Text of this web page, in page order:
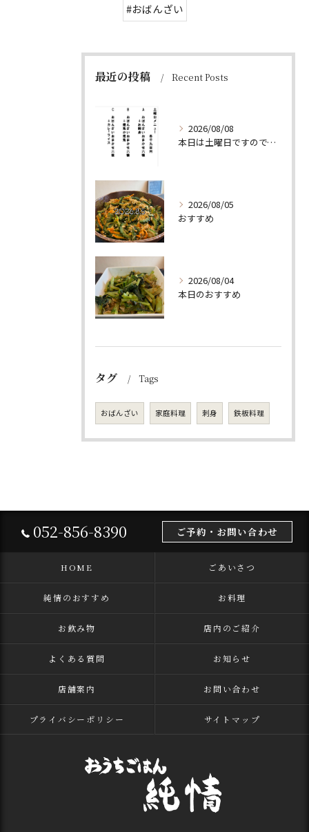
#おばんざい
最近の投稿 Recent Posts
2026/08/08
本日は土曜日ですので、たくさん食べていってちょーよ‼️
2026/08/05
おすすめ
2026/08/04
本日のおすすめ
タグ Tags
おばんざい 家庭料理 刺身 鉄板料理
052-856-8390 ご予約・お問い合わせ
HOME ごあいさつ
純情のおすすめ お料理
お飲み物 店内のご紹介
よくある質問 お知らせ
店舗案内 お問い合わせ
プライバシーポリシー サイトマップ